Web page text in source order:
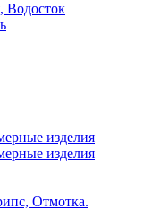
Водосток
изделия
изделия
Отмотка.